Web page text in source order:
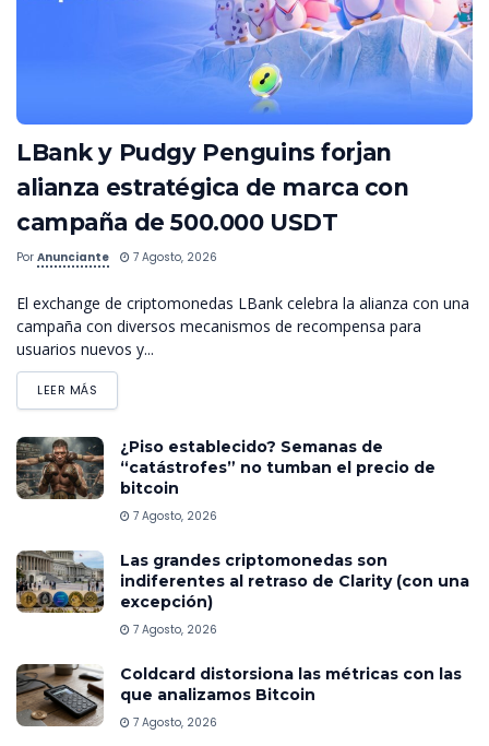
LBank y Pudgy Penguins forjan
alianza estratégica de marca con
campaña de 500.000 USDT
Por Anunciante 7 Agosto, 2026
El exchange de criptomonedas LBank celebra la alianza con una
campaña con diversos mecanismos de recompensa para
usuarios nuevos y...
LEER MÁS
¿Piso establecido? Semanas de
“catástrofes” no tumban el precio de
bitcoin
7 Agosto, 2026
Las grandes criptomonedas son
indiferentes al retraso de Clarity (con una
excepción)
7 Agosto, 2026
Coldcard distorsiona las métricas con las
que analizamos Bitcoin
7 Agosto, 2026